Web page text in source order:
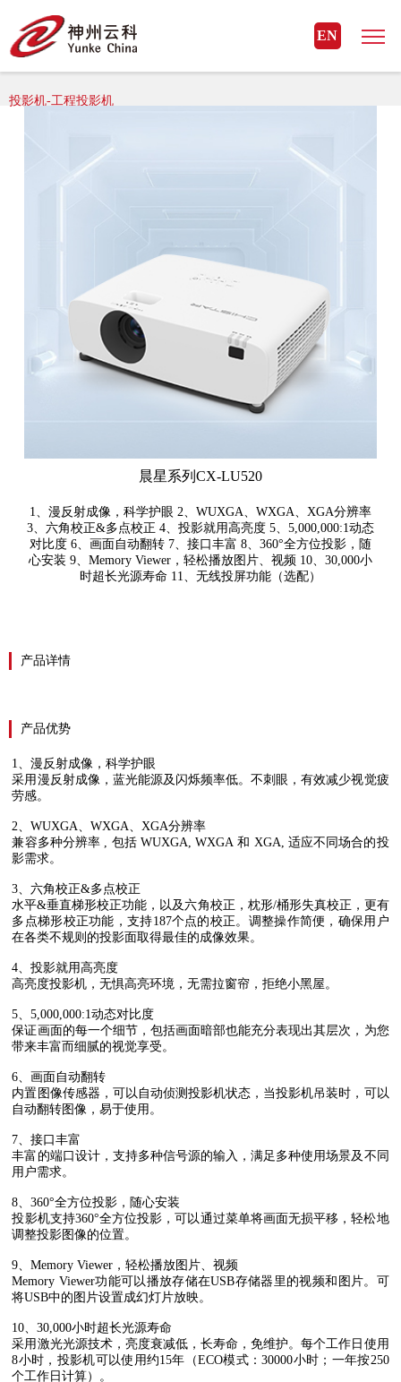
星空官方网页版_星空（中国）
EN
星空官方网页版_星空（中国）> 星空官方网页版_星空（中国） 外设>
投影机-工程投影机
晨星系列CX-LU520
1、漫反射成像，科学护眼 2、WUXGA、WXGA、XGA分辨率
3、六角校正&多点校正 4、投影就用高亮度 5、5,000,000:1动态
对比度 6、画面自动翻转 7、接口丰富 8、360°全方位投影，随
心安装 9、Memory Viewer，轻松播放图片、视频 10、30,000小
时超长光源寿命 11、无线投屏功能（选配）
产品详情
产品优势
1、漫反射成像，科学护眼
采用漫反射成像，蓝光能源及闪烁频率低。不刺眼，有效减少视觉疲
劳感。
2、WUXGA、WXGA、XGA分辨率
兼容多种分辨率 , 包括WUXGA, WXGA和 XGA, 适应不同场合的投
影需求。
3、六角校正&多点校正
水平&垂直梯形校正功能，以及六角校正，枕形/桶形失真校正，更有
多点梯形校正功能，支持187个点的校正。调整操作简便，确保用户
在各类不规则的投影面取得最佳的成像效果。
4、投影就用高亮度
高亮度投影机，无惧高亮环境，无需拉窗帘，拒绝小黑屋。
5、5,000,000:1动态对比度
保证画面的每一个细节，包括画面暗部也能充分表现出其层次，为您
带来丰富而细腻的视觉享受。
6、画面自动翻转
内置图像传感器，可以自动侦测投影机状态，当投影机吊装时，可以
自动翻转图像，易于使用。
7、接口丰富
丰富的端口设计，支持多种信号源的输入，满足多种使用场景及不同
用户需求。
8、360°全方位投影，随心安装
投影机支持360°全方位投影，可以通过菜单将画面无损平移，轻松地
调整投影图像的位置。
9、Memory Viewer ，轻松播放图片、视频
Memory Viewer功能可以播放存储在USB存储器里的视频和图片。可
将USB中的图片设置成幻灯片放映。
10、30,000小时超长光源寿命
采用激光光源技术，亮度衰减低，长寿命，免维护。每个工作日使用
8小时，投影机可以使用约15年（ECO模式：30000小时；一年按250
个工作日计算）。